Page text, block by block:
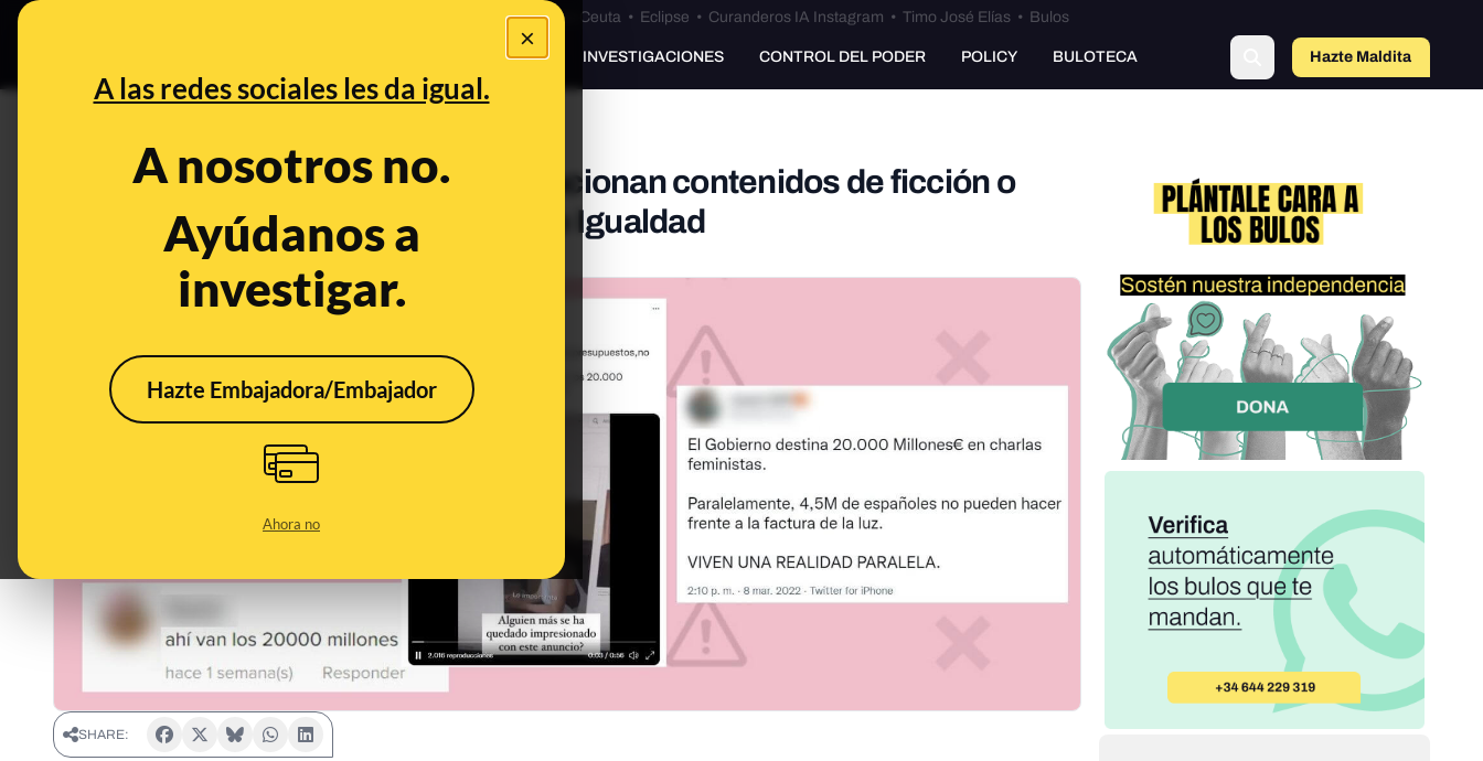
×
A las redes sociales les da igual.
A nosotros no.
Ayúdanos a
investigar.
Hazte Embajadora/Embajador
Ahora no
Especial Ceuta•Bulos Ceuta • Eclipse • Curanderos IA Instagram • Timo José Elías • Bulos
PREBUNKING INVESTIGACIONES CONTROL DEL PODER POLICY BULOTECA Hazte Maldito
Bulos y desinformaciones que relacionan contenidos de ficción o
cómicos con el Plan Estratégico de Igualdad
Apr 7, 2022, 9:15:00 AM
SHARE: